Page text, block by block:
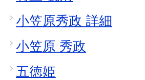
小笠原秀政 詳細
小笠原 秀政
五徳姫